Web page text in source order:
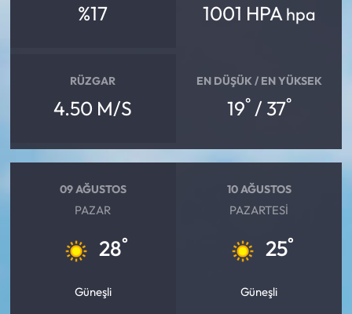
%17 1001 HPA hpa
RÜZGAR
4.50 M/S
EN DÜŞÜK / EN YÜKSEK
19°/ 37°
09 AĞUSTOS
PAZAR
28°
Güneşli
10 AĞUSTOS
PAZARTESI
25°
Güneşli